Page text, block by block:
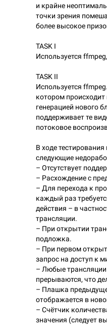
и крайне
точки зрения
более высокое
TASK I
Используется
TASK II
Используется
котором
генерацией нового
поддерживает те
потоковое
В ходе
следующие
– Отсутствует
– Расхождение с
– Для перехода к
каждый раз
действия – в
трансляции.
– При открытии
подложка.
– При первом
запрос на доступ к
– Любые трансляции
прерываются, что
– Плашка
отображается в
– Счётчик
значения (следует